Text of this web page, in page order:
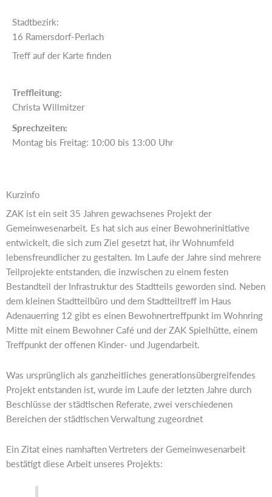
Stadtbezirk:
16 Ramersdorf-Perlach
Treff auf der Karte finden
Treffleitung:
Christa Willmitzer
Sprechzeiten:
Montag bis Freitag: 10:00 bis 13:00 Uhr
Kurzinfo
ZAK ist ein seit 35 Jahren gewachsenes Projekt der
Gemeinwesenarbeit. Es hat sich aus einer Bewohnerinitiative
entwickelt, die sich zum Ziel gesetzt hat, ihr Wohnumfeld
lebensfreundlicher zu gestalten. Im Laufe der Jahre sind mehrere
Teilprojekte entstanden, die inzwischen zu einem festen
Bestandteil der Infrastruktur des Stadtteils geworden sind. Neben
dem kleinen Stadtteilbüro und dem Stadtteiltreff im Haus
Adenauerring 12 gibt es einen Bewohnertreffpunkt im Wohnring
Mitte mit einem Bewohner Café und der ZAK Spielhütte, einem
Treffpunkt der offenen Kinder- und Jugendarbeit.
Was ursprünglich als ganzheitliches generationsübergreifendes
Projekt entstanden ist, wurde im Laufe der letzten Jahre durch
Beschlüsse der städtischen Referate, zwei verschiedenen
Bereichen der städtischen Verwaltung zugeordnet
Ein Zitat eines namhaften Vertreters der Gemeinwesenarbeit
bestätigt diese Arbeit unseres Projekts: